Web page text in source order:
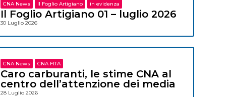
CNA News Il Foglio Artigiano in evidenza
Il Foglio Artigiano 01 – luglio 2026
30 Luglio 2026
CNA News CNA FITA
Caro carburanti, le stime CNA al
centro dell’attenzione dei media
28 Luglio 2026